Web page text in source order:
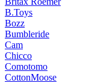
B.Toys
Bozz
Bumbleride
Cam
Chicco
Comotomo
CottonMoose